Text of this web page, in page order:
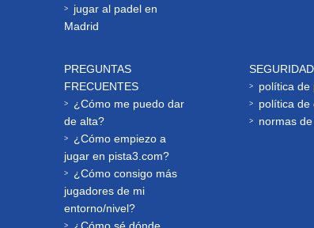
jugar al padel en
Madrid
PREGUNTAS
FRECUENTES
¿Cómo me puedo dar
de alta?
¿Cómo empiezo a
jugar en pista3.com?
¿Cómo consigo más
jugadores de mi
entorno/nivel?
SEGURIDAD
política de
política de
normas